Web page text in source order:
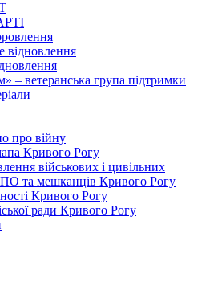
відновлення
– ветеранська група підтримки
про війну
Кривого Рогу
військових і цивільних
та мешканців Кривого Рогу
Кривого Рогу
ради Кривого Рогу